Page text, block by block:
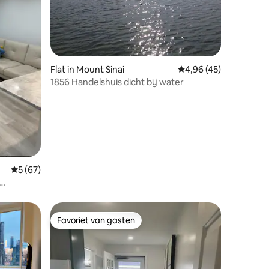
Gemiddelde beoordeling van 5 op 5, 67 recensies
5 (67)
Flat in Mount Sinai Gemiddelde
4,96 (45)
1856 Handelshuis dicht bij water
Favoriet van gasten
Favoriet van gasten